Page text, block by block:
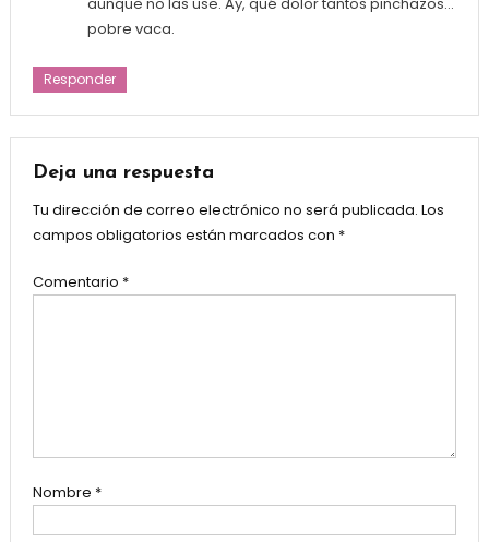
pobre vaca.
Responder
Deja una respuesta
Tu dirección de correo electrónico no será publicada. Los
campos obligatorios están marcados con *
Comentario *
Nombre *